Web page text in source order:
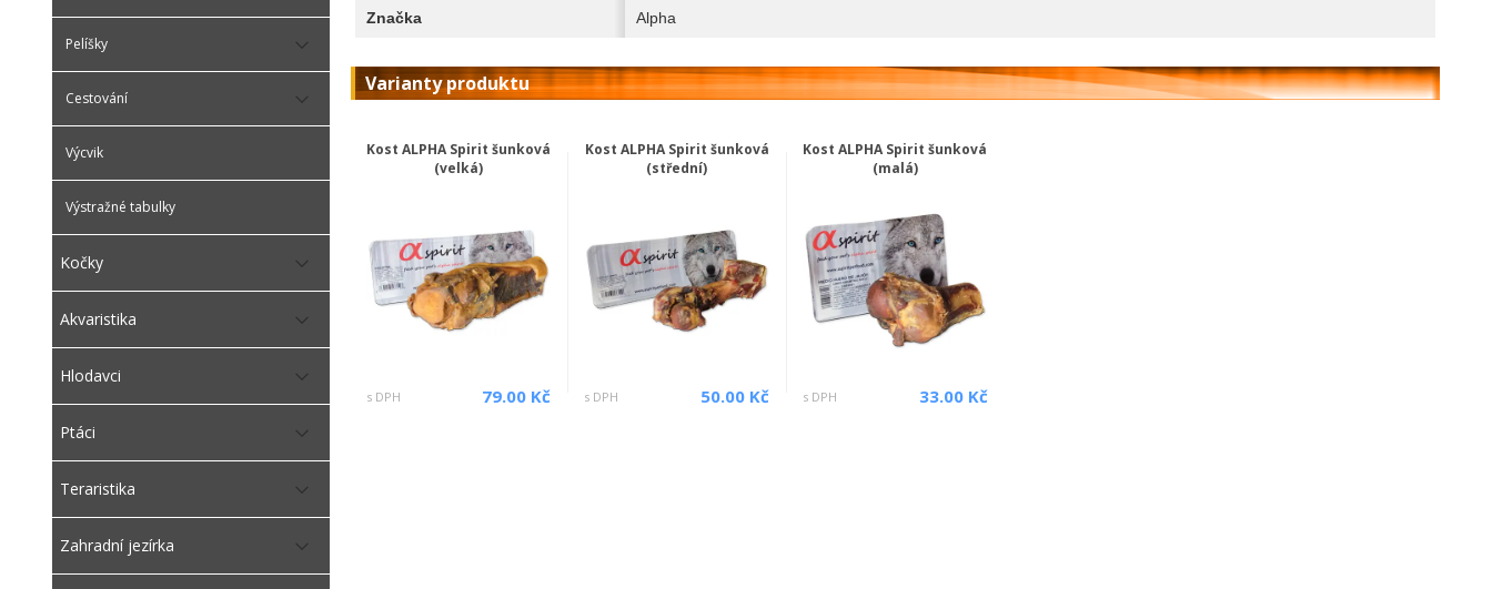
Pelíšky
Cestování
Výcvik
Výstražné tabulky
Kočky
Akvaristika
Hlodavci
Ptáci
Teraristika
Zahradní jezírka
Značka Alpha
Varianty produktu
Kost ALPHA Spirit šunková
(velká)
s DPH 79.00 Kč
Kost ALPHA Spirit šunková
(střední)
s DPH 50.00 Kč
Kost ALPHA Spirit šunková
(malá)
s DPH 33.00 Kč